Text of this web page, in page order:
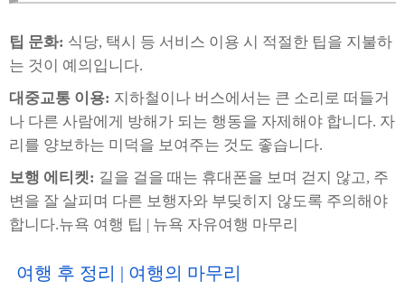
팁 문화: 식당, 택시 등 서비스 이용 시 적절한 팁을 지불하
는 것이 예의입니다.
대중교통 이용: 지하철이나 버스에서는 큰 소리로 떠들거
나 다른 사람에게 방해가 되는 행동을 자제해야 합니다. 자
리를 양보하는 미덕을 보여주는 것도 좋습니다.
보행 에티켓: 길을 걸을 때는 휴대폰을 보며 걷지 않고, 주
변을 잘 살피며 다른 보행자와 부딪히지 않도록 주의해야
합니다.뉴욕 여행 팁 | 뉴욕 자유여행 마무리
여행 후 정리 | 여행의 마무리